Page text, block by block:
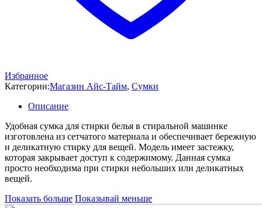
Избранное
Категории:Магазин Айс-Тайм, Сумки
Описание
Удобная сумка для стирки белья в стиральной машинке
изготовлена из сетчатого материала и обеспечивает бережную
и деликатную стирку для вещей. Модель имеет застежку,
которая закрывает доступ к содержимому. Данная сумка
просто необходима при стирки небольших или деликатных
вещей.
Показать больше Показывай меньше